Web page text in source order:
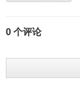
0 个评论